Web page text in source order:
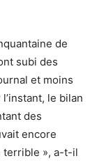
de
subi des
et moins
le bilan
des
encore
terrible », a-t-il